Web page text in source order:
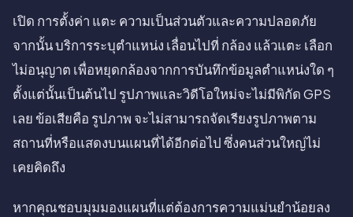
เปิด การตั้งค่า แตะ ความเป็นส่วนตัวและความปลอดภัย
จากนั้น บริการระบุตำแหน่ง เลื่อนไปที่ กล้อง แล้วแตะ เลือก
ไม่อนุญาต เพื่อหยุดกล้องจากการบันทึกข้อมูลตำแหน่งใด ๆ
ตั้งแต่นั้นเป็นต้นไป รูปภาพและวิดีโอใหม่จะไม่มีพิกัด GPS
เลย ข้อเสียคือ รูปภาพ จะไม่สามารถจัดเรียงรูปภาพตาม
สถานที่หรือแสดงบนแผนที่ได้อีกต่อไป ซึ่งคนส่วนใหญ่ไม่
เคยคิดถึง
หากคุณชอบมุมมองแผนที่แต่ต้องการความแม่นยำน้อยลง